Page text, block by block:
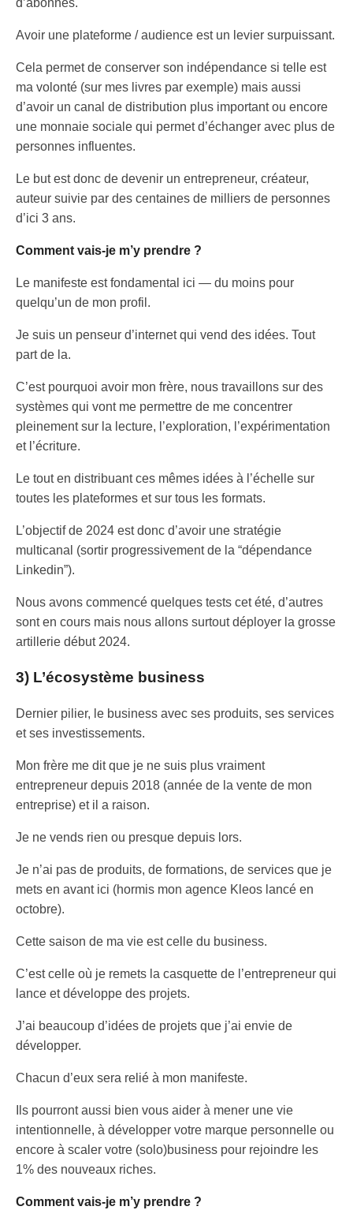
Avoir une plateforme / audience est un levier surpuissant.
Cela permet de conserver son indépendance si telle est
ma volonté (sur mes livres par exemple) mais aussi
d’avoir un canal de distribution plus important ou encore
une monnaie sociale qui permet d’échanger avec plus de
personnes influentes.
Le but est donc de devenir un entrepreneur, créateur,
auteur suivie par des centaines de milliers de personnes
d’ici 3 ans.
Comment vais-je m’y prendre ?
Le manifeste est fondamental ici — du moins pour
quelqu’un de mon profil.
Je suis un penseur d’internet qui vend des idées. Tout
part de la.
C’est pourquoi avoir mon frère, nous travaillons sur des
systèmes qui vont me permettre de me concentrer
pleinement sur la lecture, l’exploration, l’expérimentation
et l’écriture.
Le tout en distribuant ces mêmes idées à l’échelle sur
toutes les plateformes et sur tous les formats.
L’objectif de 2024 est donc d’avoir une stratégie
multicanal (sortir progressivement de la “dépendance
Linkedin”).
Nous avons commencé quelques tests cet été, d’autres
sont en cours mais nous allons surtout déployer la grosse
artillerie début 2024.
3) L’écosystème business
Dernier pilier, le business avec ses produits, ses services
et ses investissements.
Mon frère me dit que je ne suis plus vraiment
entrepreneur depuis 2018 (année de la vente de mon
entreprise) et il a raison.
Je ne vends rien ou presque depuis lors.
Je n’ai pas de produits, de formations, de services que je
mets en avant ici (hormis mon agence Kleos lancé en
octobre).
Cette saison de ma vie est celle du business.
C’est celle où je remets la casquette de l’entrepreneur qui
lance et développe des projets.
J’ai beaucoup d’idées de projets que j’ai envie de
développer.
Chacun d’eux sera relié à mon manifeste.
Ils pourront aussi bien vous aider à mener une vie
intentionnelle, à développer votre marque personnelle ou
encore à scaler votre (solo)business pour rejoindre les
1% des nouveaux riches.
Comment vais-je m’y prendre ?